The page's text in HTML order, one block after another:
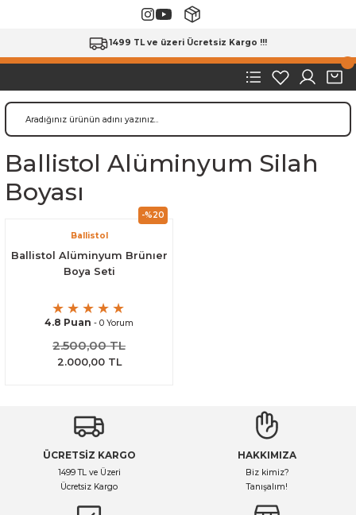
1499 TL ve üzeri Ücretsiz Kargo !!!
Ballistol Alüminyum Silah
Boyası
-%20
Ballistol
Ballistol Alüminyum Brünıer
Boya Seti
4.8 Puan - 0 Yorum
2.500,00 TL
2.000,00 TL
ÜCRETSİZ KARGO
1499 TL ve Üzeri
Ücretsiz Kargo
HAKKIMIZA
Biz kimiz?
Tanışalım!